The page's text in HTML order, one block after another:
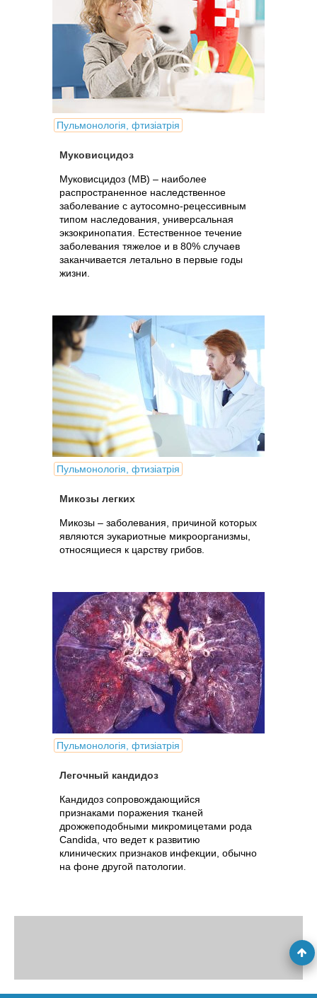
Пульмонологія, фтизіатрія
Муковисцидоз
Муковисцидоз (МВ) – наиболее
распространенное наследственное
заболевание с аутосомно-рецессивным
типом наследования, универсальная
экзокринопатия. Естественное течение
заболевания тяжелое и в 80% случаев
заканчивается летально в первые годы
жизни.
Пульмонологія, фтизіатрія
Микозы легких
Микозы – заболевания, причиной которых
являются эукариотные микроорганизмы,
относящиеся к царству грибов.
Пульмонологія, фтизіатрія
Легочный кандидоз
Кандидоз сопровождающийся
признаками поражения тканей
дрожжеподобными микромицетами рода
Candida, что ведет к развитию
клинических признаков инфекции, обычно
на фоне другой патологии.